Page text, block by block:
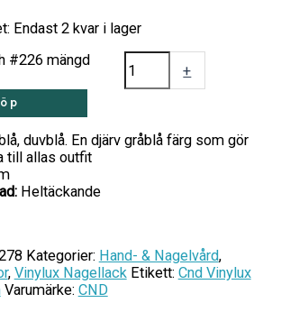
Endast 2 kvar i lager
#226 mängd
+
duvblå. En djärv gråblå färg som gör
till allas outfit
Heltäckande
Kategorier: Hand- & Nagelvård,
, Vinylux Nagellack Etikett: Cnd Vinylux
Varumärke: CND